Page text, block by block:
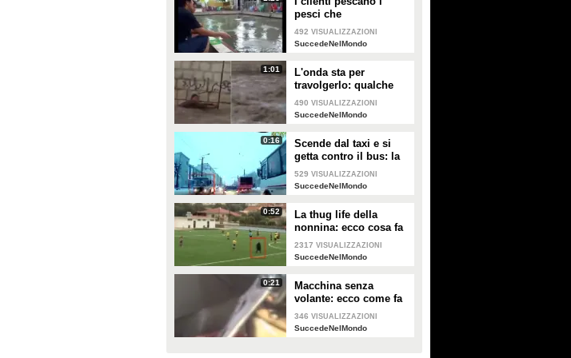
pesci che
consumeranno: ecco
cosa avviene in alcuni
492 VISUALIZZAZIONI
SuccedeNelMondo
1:01
L'onda sta per
travolgerlo: qualche
istante ancora e non ci
sarebbe stato nulla da
490 VISUALIZZAZIONI
SuccedeNelMondo
0:16
Scende dal taxi e si
getta contro il bus: la
scena incredibile in
Russia
529 VISUALIZZAZIONI
SuccedeNelMondo
0:52
La thug life della
nonnina: ecco cosa fa
durante una partita di
calcio
2317 VISUALIZZAZIONI
SuccedeNelMondo
0:21
Macchina senza
volante: ecco come fa
il tassista a guidare il
suo veicolo
346 VISUALIZZAZIONI
SuccedeNelMondo